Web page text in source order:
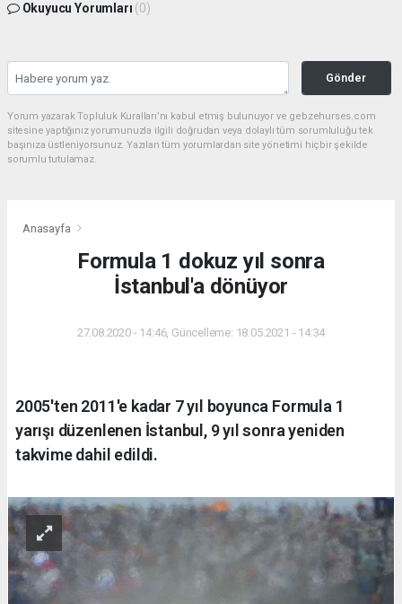
Okuyucu Yorumları (0)
Gönder
Yorum yazarak Topluluk Kuralları’nı kabul etmiş bulunuyor ve gebzehurses.com
sitesine yaptığınız yorumunuzla ilgili doğrudan veya dolaylı tüm sorumluluğu tek
başınıza üstleniyorsunuz. Yazılan tüm yorumlardan site yönetimi hiçbir şekilde
sorumlu tutulamaz.
Anasayfa
Formula 1 dokuz yıl sonra
İstanbul'a dönüyor
27.08.2020 - 14:46, Güncelleme: 18.05.2021 - 14:34
2005'ten 2011'e kadar 7 yıl boyunca Formula 1
yarışı düzenlenen İstanbul, 9 yıl sonra yeniden
takvime dahil edildi.